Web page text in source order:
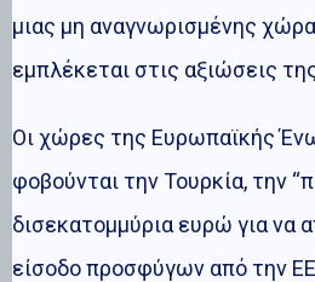
μιας μη αναγνωρισμένης
εμπλέκεται στις αξιώσεις
Οι χώρες της Ευρωπαϊκής
φοβούνται την Τουρκία, την
δισεκατομμύρια ευρώ για να
είσοδο προσφύγων από την